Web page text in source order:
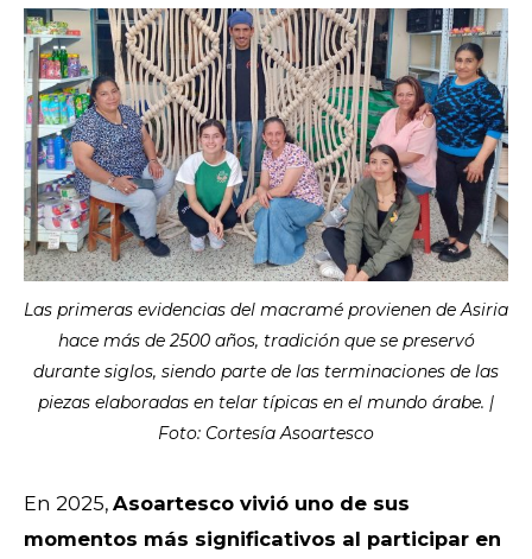
Las primeras evidencias del macramé provienen de Asiria
hace más de 2500 años, tradición que se preservó
durante siglos, siendo parte de las terminaciones de las
piezas elaboradas en telar típicas en el mundo árabe. |
Foto: Cortesía Asoartesco
En 2025, Asoartesco vivió uno de sus
momentos más significativos al participar en